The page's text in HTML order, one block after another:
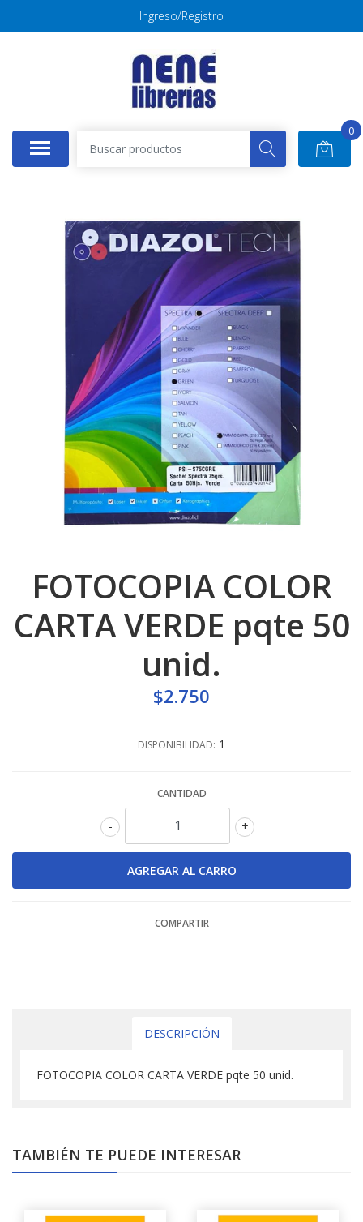
Ingreso/Registro
0
FOTOCOPIA COLOR
CARTA VERDE pqte 50
unid.
$2.750
DISPONIBILIDAD: 1
CANTIDAD
+
-
COMPARTIR
DESCRIPCIÓN
FOTOCOPIA COLOR CARTA VERDE pqte 50 unid.
TAMBIÉN TE PUEDE INTERESAR